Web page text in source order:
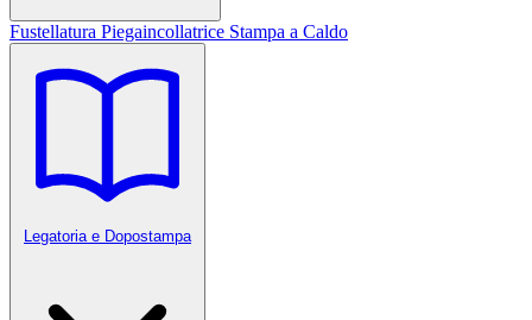
Fustellatura Piegaincollatrice Stampa a Caldo
Legatoria e Dopostampa